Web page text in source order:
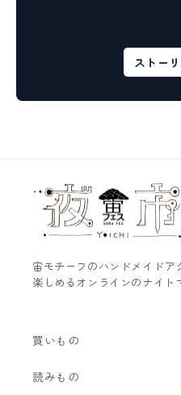
ストー
宙モチーフのハンドメイド
楽しめるオンラインのナイト
買いもの
読みもの